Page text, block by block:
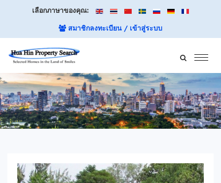
เลือกภาษาของคุณ:
สมาชิกลงทะเบียน / เข้าสู่ระบบ